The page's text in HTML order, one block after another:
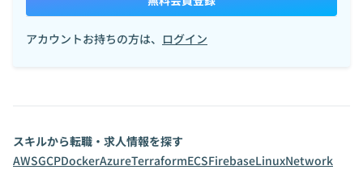
アカウントお持ちの方は、 ログイン
スキルから転職・求人情報を探す
AWSGCPDockerAzureTerraformECSFirebaseLinuxNetwork